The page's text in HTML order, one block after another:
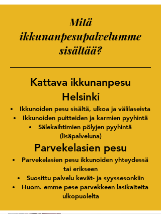
Mitä
ikkunanpesupalvelumme
sisältää?
Kattava ikkunanpesu
Helsinki
Ikkunoiden pesu sisältä, ulkoa ja välilaseista
Ikkunoiden puitteiden ja karmien pyyhintä
Sälekaihtimien pölyjen pyyhintä
(lisäpalveluna)
Parvekelasien pesu
Parvekelasien pesu ikkunoiden yhteydessä
tai erikseen
Suosittu palvelu kevät- ja syyssesonkiin
Huom. emme pese parvekkeen lasikaiteita
ulkopuolelta